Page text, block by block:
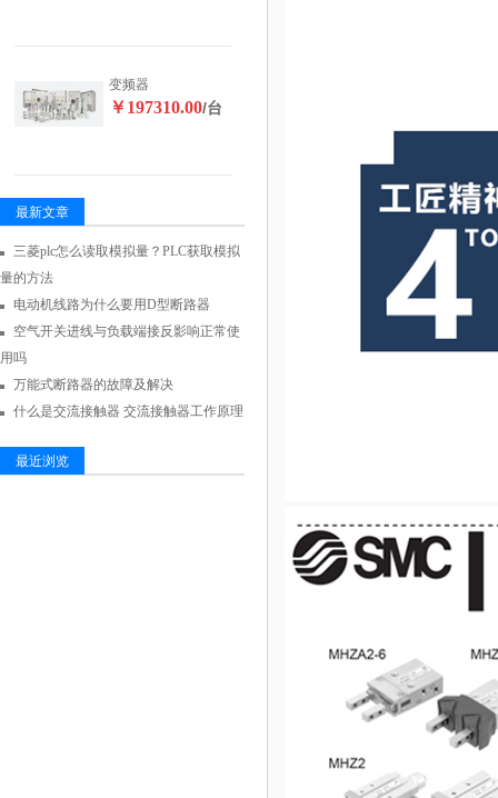
变频器
￥197310.00/台
最新文章
三菱plc怎么读取模拟量？PLC获取模拟
量的方法
电动机线路为什么要用D型断路器
空气开关进线与负载端接反影响正常使
用吗
万能式断路器的故障及解决
什么是交流接触器 交流接触器工作原理
最近浏览